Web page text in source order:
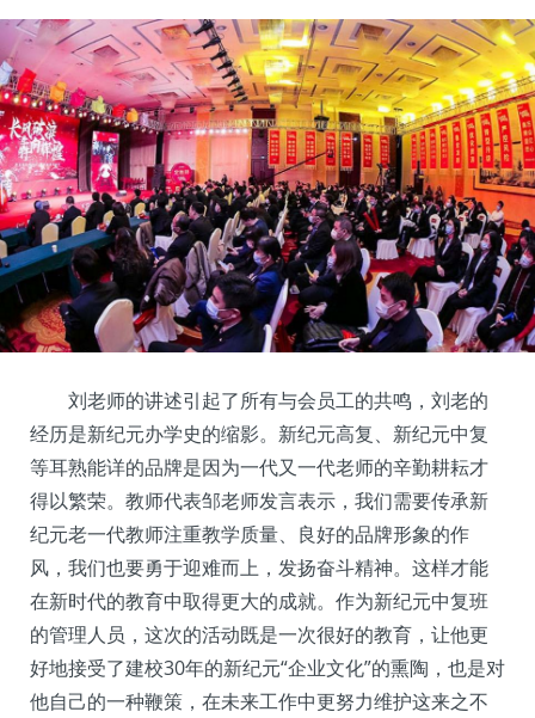
刘老师的讲述引起了所有与会员工的共鸣，刘老的
经历是新纪元办学史的缩影。新纪元高复、新纪元中复
等耳熟能详的品牌是因为一代又一代老师的辛勤耕耘才
得以繁荣。教师代表邹老师发言表示，我们需要传承新
纪元老一代教师注重教学质量、良好的品牌形象的作
风，我们也要勇于迎难而上，发扬奋斗精神。这样才能
在新时代的教育中取得更大的成就。作为新纪元中复班
的管理人员，这次的活动既是一次很好的教育，让他更
好地接受了建校30年的新纪元“企业文化”的熏陶，也是对
他自己的一种鞭策，在未来工作中更努力维护这来之不